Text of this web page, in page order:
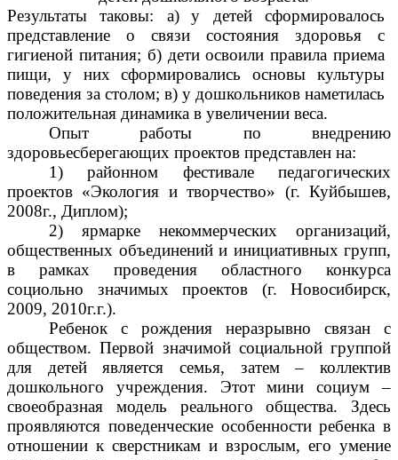
Результаты таковы: а)
у детей сформировалось
представление о связи состояния здоровья с
гигиеной питания; б) дети освоили правила приема
пищи, у них сформировались основы культуры
поведения за столом; в) у дошкольников наметилась
положительная динамика в увеличении веса.
Опыт работы по внедрению
здоровьесберегающих проектов представлен на:
1) районном фестивале педагогических
проектов «Экология и творчество» (г. Куйбышев,
2008г., Диплом);
2) ярмарке некоммерческих организаций,
общественных объединений и инициативных групп,
в рамках проведения областного конкурса
социольно значимых проектов (г. Новосибирск,
2009, 2010г.г.).
Ребенок с рождения неразрывно связан с
обществом. Первой значимой социальной группой
для детей является семья, затем – коллектив
дошкольного учреждения. Этот мини социум –
своеобразная модель реального общества. Здесь
проявляются поведенческие особенности ребенка в
отношении к сверстникам и взрослым, его умение